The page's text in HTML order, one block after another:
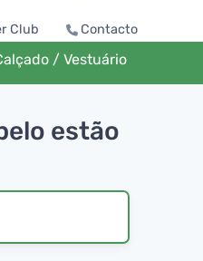
Club Contacto
/ Vestuário
estão